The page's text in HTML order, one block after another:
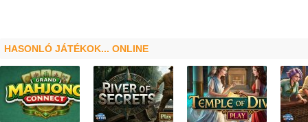
HASONLÓ JÁTÉKOK... ONLINE